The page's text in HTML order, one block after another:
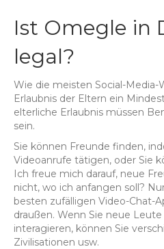
Ist Omegle in
legal?
Wie die meisten Social-
Erlaubnis der Eltern ein
elterliche Erlaubnis müssen
sein.
Sie können Freunde finden,
Videoanrufe tätigen, oder Sie
Ich freue mich darauf, neue
nicht, wo ich anfangen soll?
besten zufälligen Video-Chat-
draußen. Wenn Sie neue
interagieren, können Sie
Zivilisationen usw.